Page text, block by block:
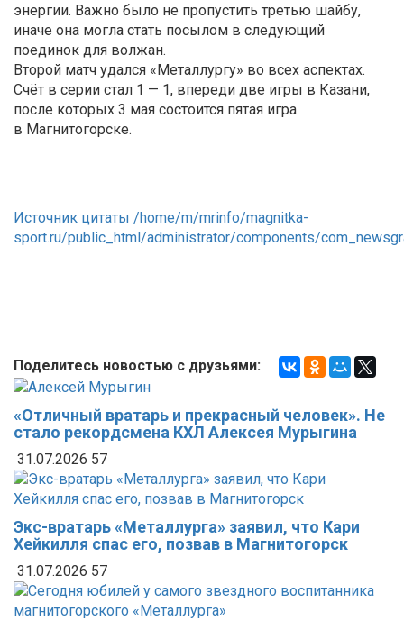
энергии. Важно было не пропустить третью шайбу,
иначе она могла стать посылом в следующий
поединок для волжан.
Второй матч удался «Металлургу» во всех аспектах.
Счёт в серии стал 1 — 1, впереди две игры в Казани,
после которых 3 мая состоится пятая игра
в Магнитогорске.
Источник цитаты /home/m/mrinfo/magnitka-
sport.ru/public_html/administrator/components/
Поделитесь новостью с друзьями:
«Отличный вратарь и прекрасный человек». Не
стало рекордсмена КХЛ Алексея Мурыгина
31.07.2026 57
Экс-вратарь «Металлурга» заявил, что Кари
Хейкилля спас его, позвав в Магнитогорск
31.07.2026 57